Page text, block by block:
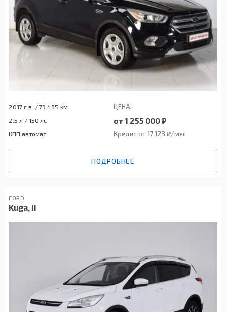
2017 г.в. / 73 485 км ЦЕНА:
2.5 л / 150 лс от 1 255 000 ₽
КПП автомат Кредит от 17 123 ₽/мес
ПОДРОБНЕЕ
FORD
Kuga, II